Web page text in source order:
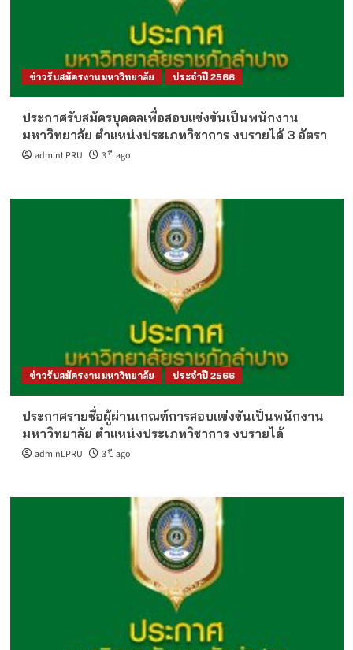
ข่าวรับสมัครงานมหาวิทยาลัย ประจำปี 2566
ประกาศรับสมัครบุคคลเพื่อสอบแข่งขันเป็นพนักงาน
มหาวิทยาลัย ตำแหน่งประเภทวิชาการ งบรายได้ 3 อัตรา
adminLPRU 3 ปี ago
ข่าวรับสมัครงานมหาวิทยาลัย ประจำปี 2566
ประกาศรายชื่อผู้ผ่านเกณฑ์การสอบแข่งขันเป็นพนักงาน
มหาวิทยาลัย ตำแหน่งประเภทวิชาการ งบรายได้
adminLPRU 3 ปี ago